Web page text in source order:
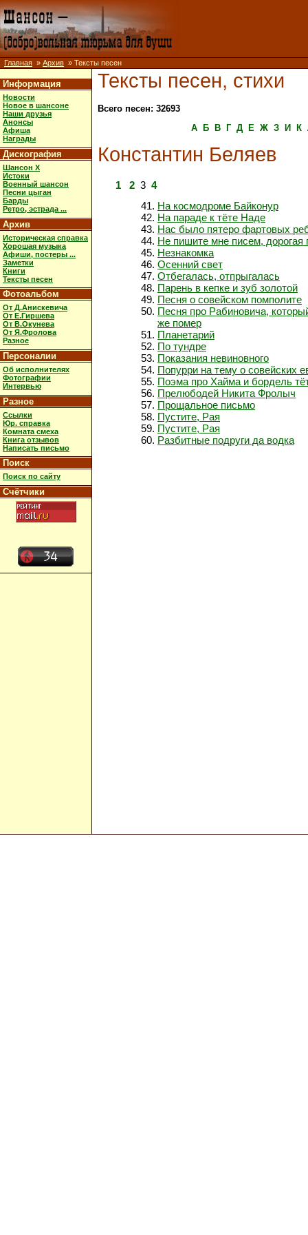
Главная » Архив » Тексты песен
Информация
Новости
Новое в шансоне
Наши друзья
Анонсы
Афиша
Награды
Дискография
Шансон X
Истоки
Военный шансон
Песни цыган
Барды
Ретро, эстрада ...
Архив
Историческая справка
Хорошая музыка
Афиши, постеры ...
Заметки
Книги
Тексты песен
Фотоальбом
От Д.Анискевича
От Е.Гиршева
От В.Окунева
От Я.Фролова
Разное
Персоналии
Об исполнителях
Фотографии
Интервью
Разное
Ссылки
Юр. справка
Комната смеха
Книга отзывов
Написать письмо
Поиск
Поиск по сайту
Счётчики
Тексты песен, стихи
Всего песен: 32693
А
Б В Г Д Е Ж З И К
Константин Беляев
1 2 3 4
На космодроме Байконур
На параде к тёте Наде
Нас было пятеро фартовых
Не пишите мне писем, дорогая
Незнакомка
Осенний свет
Отбегалась, отпрыгалась
Парень в кепке и зуб золотой
Песня о совейском помполите
Песня про Рабиновича,
же помер
Планетарий
По тундре
Показания невиновного
Попурри на тему о совейских
Поэма про Хайма и бордель
Прелюбодей Никита Фролыч
Прощальное письмо
Пустите, Рая
Пустите, Рая
Разбитные подруги да водка